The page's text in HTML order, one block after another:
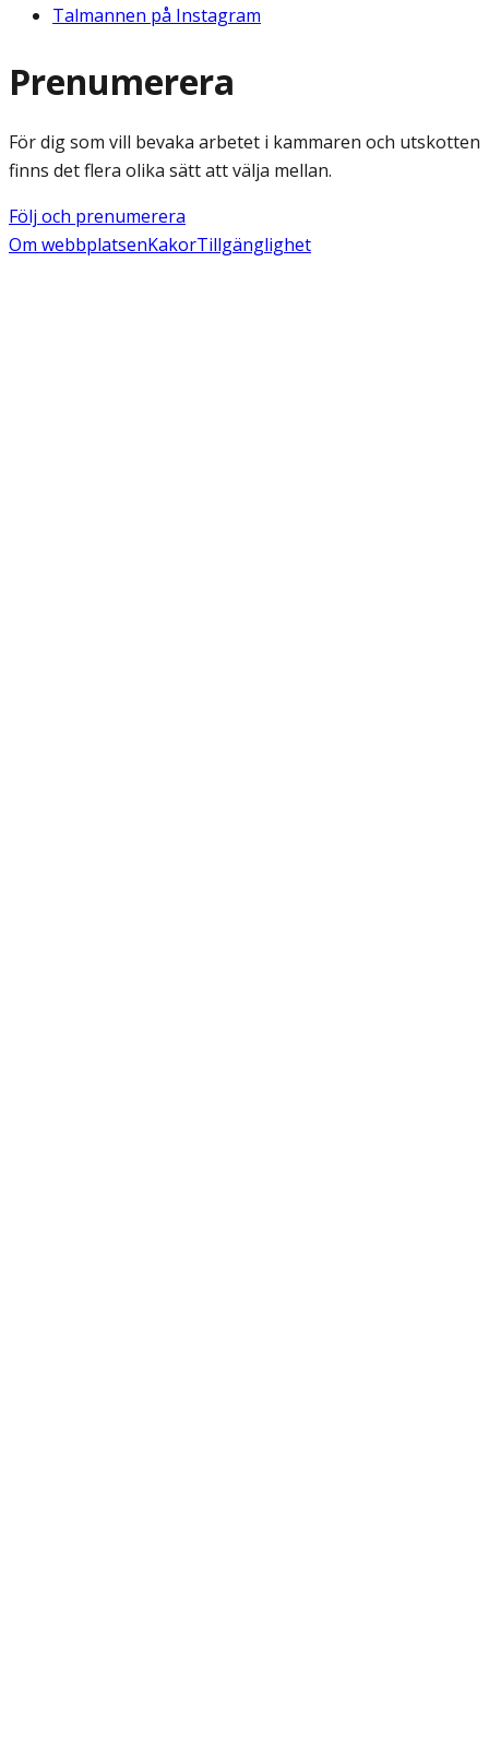
Talmannen på Instagram
Prenumerera
För dig som vill bevaka arbetet i kammaren och utskotten
finns det flera olika sätt att välja mellan.
Följ och prenumerera
Om webbplatsenKakorTillgänglighet